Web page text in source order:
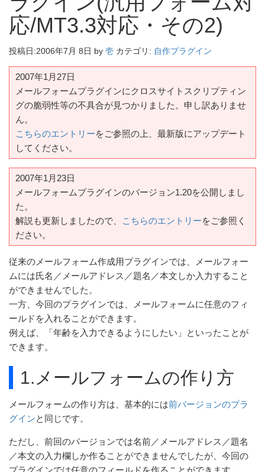
応/MT3.3対応・その2)
投稿日:2006年7月 8日 by 壱 カテゴリ: 自作プラグイン
2007年1月27日
メールフォームプラグインにクロスサイトスクリプティン
グの脆弱性等の不具合が見つかりました。申し訳ありませ
ん。
こちらのエントリーをご参照の上、最新版にアップデート
してください。
2007年1月23日
メールフォームプラグインのバージョン1.20を公開しまし
た。
解説も更新しましたので、
こちらのエントリーをご参照く
ださい。
従来のメールフォーム作成用プラグインでは、メールフォー
ムには氏名／メールアドレス／題名／本文しか入力すること
ができませんでした。
一方、今回のプラグインでは、メールフォームに任意のフィ
ールドを入れることができます。
例えば、「年齢を入力できるようにしたい」といったことが
できます。
1.メールフォームの作り方
メールフォームの作り方は、基本的には前バージョンのプラ
グインと同じです。
ただし、前回のパージョンでは名前／メールアドレス／題名
／本文の入力欄しか作ることができませんでしたが、今回の